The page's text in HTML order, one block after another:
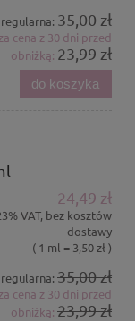
regularna: 35,00 zł
cena z 30 dni przed
obniżką: 23,99 zł
do koszyka
24,49 zł
VAT, bez kosztów
dostawy
( 1 ml = 3,50 zł )
regularna: 35,00 zł
cena z 30 dni przed
obniżką: 23,99 zł